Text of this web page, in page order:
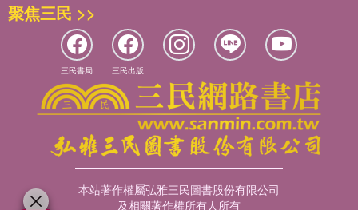
聚焦三民 >>
三民書局 三民出版
本站著作權屬弘雅三民圖書股份有限公司
及相關著作權所有人所有